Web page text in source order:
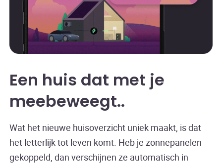
Een huis dat met je
meebeweegt.
Wat het nieuwe huisoverzicht uniek maakt, is dat
het letterlijk tot leven komt. Heb je zonnepanelen
gekoppeld, dan verschijnen ze automatisch in